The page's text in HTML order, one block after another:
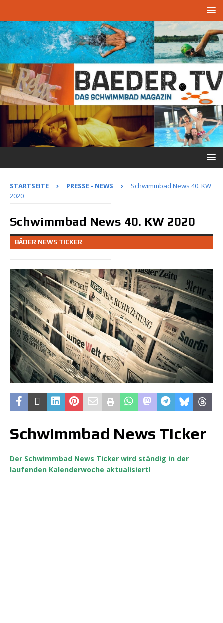
STARTSEITE PRESSE - NEWS
Schwimmbad News 40. KW
2020
Schwimmbad News 40. KW 2020
BÄDER NEWS TICKER
Schwimmbad News Ticker
Der Schwimmbad News Ticker wird ständig in der
laufenden Kalenderwoche aktualisiert!